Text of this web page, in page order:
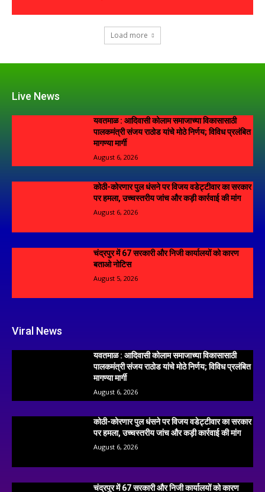
Load more
Live News
यवतमाळ : आदिवासी कोलाम समाजाच्या विकासासाठी
पालकमंत्री संजय राठोड यांचे मोठे निर्णय; विविध प्रलंबित
मागण्या मार्गी
August 6, 2026
कोठी-कोरणार पुल धंसने पर विजय वडेट्टीवार का सरकार
पर हमला, उच्चस्तरीय जांच और कड़ी कार्रवाई की मांग
August 6, 2026
चंद्रपुर में 67 सरकारी और निजी कार्यालयों को कारण
बताओ नोटिस
August 5, 2026
Viral News
यवतमाळ : आदिवासी कोलाम समाजाच्या विकासासाठी
पालकमंत्री संजय राठोड यांचे मोठे निर्णय; विविध प्रलंबित
मागण्या मार्गी
August 6, 2026
कोठी-कोरणार पुल धंसने पर विजय वडेट्टीवार का सरकार
पर हमला, उच्चस्तरीय जांच और कड़ी कार्रवाई की मांग
August 6, 2026
चंद्रपुर में 67 सरकारी और निजी कार्यालयों को कारण